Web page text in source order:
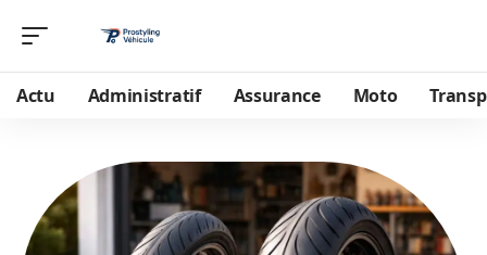
Actu Administratif Assurance Moto